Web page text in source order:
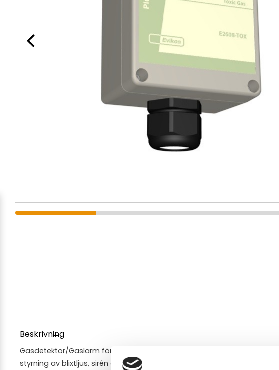
Beskrivning
Gasdetektor/Gaslarm för SO2 (svaveldioxid) som kan användas
styrning av blixtljus, sirén eller annan extern utrustning alternativt